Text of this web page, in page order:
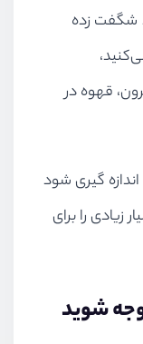
شگفت زده
قهوه در
گیری شود
زیادی را برای